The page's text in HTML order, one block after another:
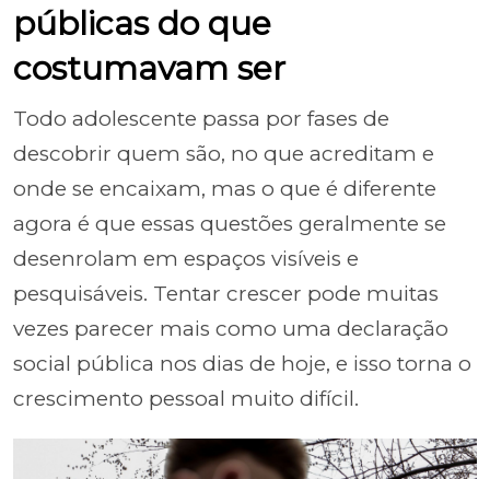
públicas do que
costumavam ser
Todo adolescente passa por fases de
descobrir quem são, no que acreditam e
onde se encaixam, mas o que é diferente
agora é que essas questões geralmente se
desenrolam em espaços visíveis e
pesquisáveis. Tentar crescer pode muitas
vezes parecer mais como uma declaração
social pública nos dias de hoje, e isso torna o
crescimento pessoal muito difícil.